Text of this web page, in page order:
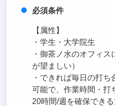
必須条件
【属性】
・学生・大学院生
・御茶ノ水のオフィ
が望ましい）
・できれば毎日の打
可能で、作業時間・打
20時間/週を確保でき